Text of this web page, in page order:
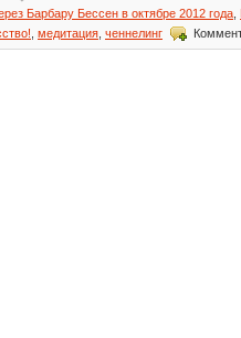
Барбару Бессен в октябре 2012 года
медитация ченнелинг